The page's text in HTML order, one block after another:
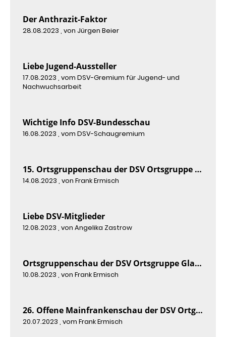
Der Anthrazit-Faktor
28.08.2023 , von Jürgen Beier
Liebe Jugend-Aussteller
17.08.2023 , vom DSV-Gremium für Jugend- und
Nachwuchsarbeit
Wichtige Info DSV-Bundesschau
16.08.2023 , vom DSV-Schaugremium
15. Ortsgruppenschau der DSV Ortsgruppe Westfalen-Mitte 2023
14.08.2023 , von Frank Ermisch
Liebe DSV-Mitglieder
12.08.2023 , von Angelika Zastrow
Ortsgruppenschau der DSV Ortsgruppe Gladbeck 2023
10.08.2023 , von Frank Ermisch
26. Offene Mainfrankenschau der DSV Ortgruppe Würzburg 2023
20.07.2023 , vom Frank Ermisch